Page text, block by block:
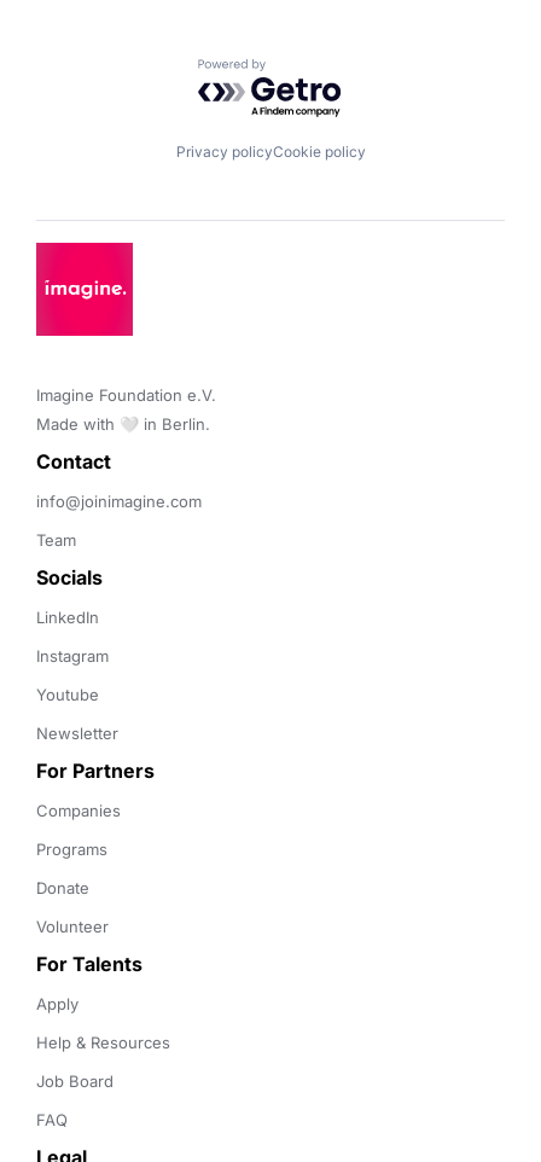
Powered by Getro.com
Privacy policyCookie policy
Imagine Foundation e.V.
Made with 🤍 in Berlin.
Contact
info@joinimagine.com
Team
Socials
LinkedIn
Instagram
Youtube
Newsletter
For Partners
Companies
Programs
Donate
Volunteer
For Talents
Apply
Help & Resources
Job Board
FAQ
Legal